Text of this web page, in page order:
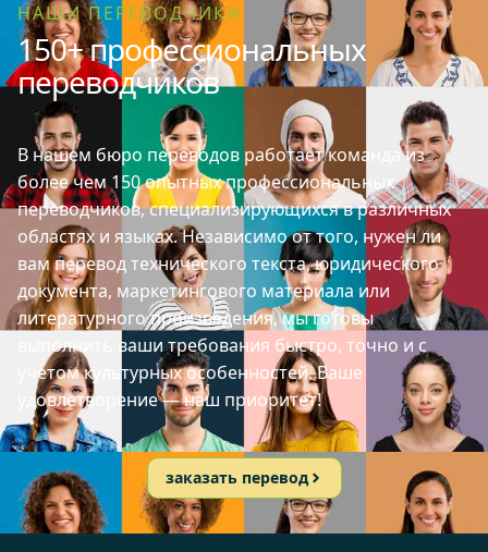
НАШИ ПЕРЕВОДЧИКИ
150+ профессиональных
переводчиков
В нашем бюро переводов работает команда из
более чем 150 опытных профессиональных
переводчиков, специализирующихся в различных
областях и языках. Независимо от того, нужен ли
вам перевод технического текста, юридического
документа, маркетингового материала или
литературного произведения, мы готовы
выполнить ваши требования быстро, точно и с
учетом культурных особенностей. Ваше
удовлетворение — наш приоритет!
заказать перевод